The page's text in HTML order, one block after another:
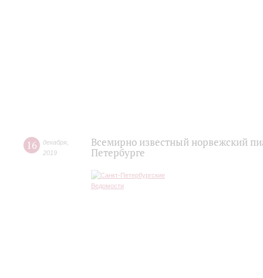
16 декабря
2019
Всемирно известный норвежский
Петербурге